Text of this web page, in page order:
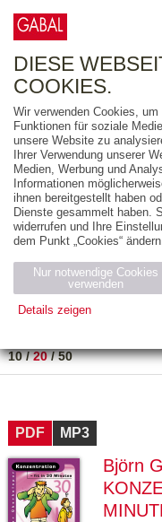
FREITEXT
AUSGABEART
AUS DER REIHE
ZUM THEMA
Neuerscheinung
PREIS
10/20/50
PDF MP3
Björn
DIESE
COOKIES.
Wir verwenden Cookies,
Funktionen für soziale
unsere Website zu
Ihrer Verwendung unserer
Medien, Werbung und
Informationen
ihnen bereitgestellt haben
Dienste gesammelt haben.
widerrufen und Ihre
dem Punkt „Cookies“
Nur notwendige Cookies
verwenden
Details zeigen
Name Zweck
ESSION
_ID
verlag.
de
GV_CO
OKIES
gabal-